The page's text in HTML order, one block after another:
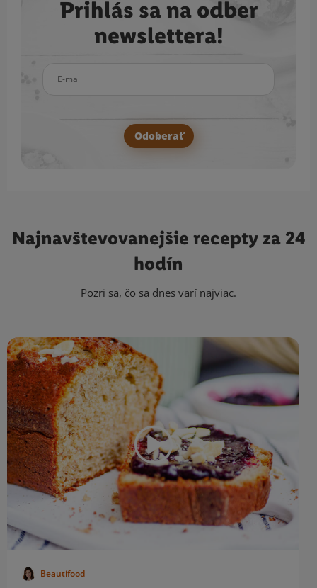
Prihlás sa na odber
newslettera!
Odoberať
Najnavštevovanejšie recepty za 24
hodín
Pozri sa, čo sa dnes varí najviac.
Beautifood